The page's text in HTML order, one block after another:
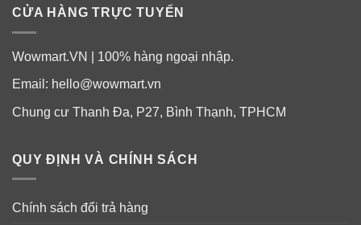
CỬA HÀNG TRỰC TUYẾN
Wowmart.VN | 100% hàng ngoại nhập.
Email: hello@wowmart.vn
Chung cư Thanh Đa, P27, Bình Thạnh, TPHCM
QUY ĐỊNH VÀ CHÍNH SÁCH
Chính sách đổi trả hàng